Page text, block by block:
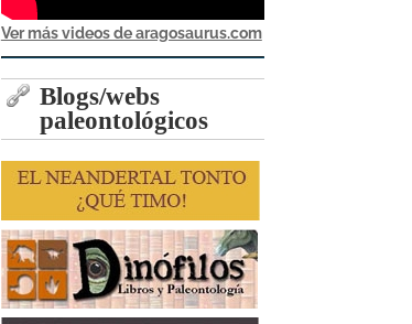
Ver más videos de aragosaurus.com
Blogs/webs
paleontológicos